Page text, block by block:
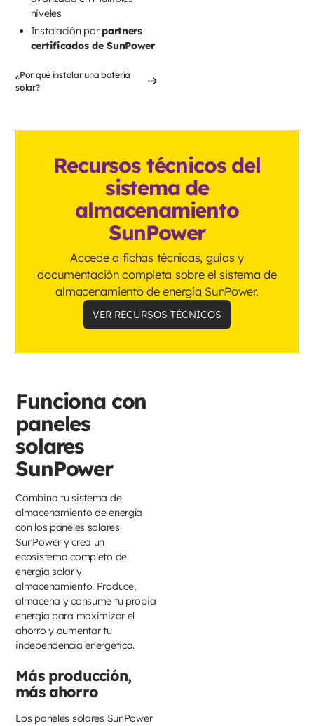
niveles
Instalación por partners
certificados de SunPower
¿Por qué instalar una batería
solar?
Recursos técnicos del
sistema de
almacenamiento
SunPower
Accede a fichas técnicas, guías y
documentación completa sobre el sistema de
almacenamiento de energía SunPower.
VER RECURSOS TÉCNICOS
Funciona con
paneles
solares
SunPower
Combina tu sistema de
almacenamiento de energía
con los paneles solares
SunPower y crea un
ecosistema completo de
energía solar y
almacenamiento. Produce,
almacena y consume tu propia
energía para maximizar el
ahorro y aumentar tu
independencia energética.
Más producción,
más ahorro
Los paneles solares SunPower